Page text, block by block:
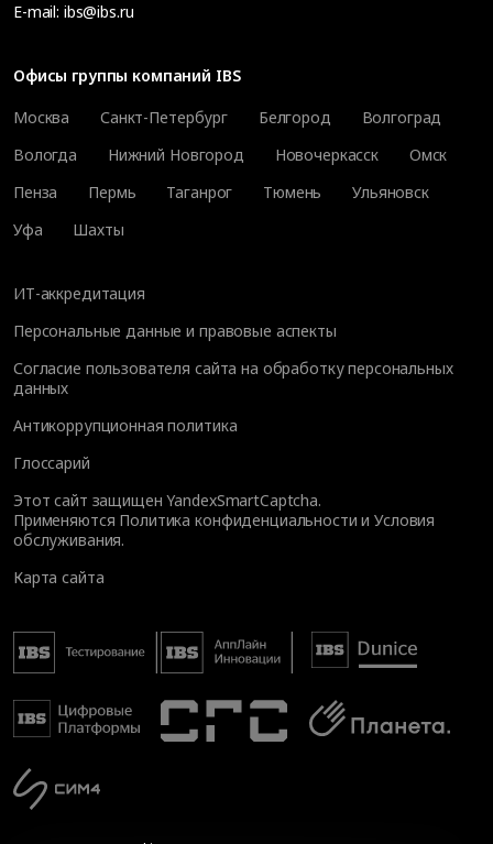
E-mail: ibs@ibs.ru
Офисы группы компаний IBS
Москва
Санкт-Петербург Белгород
Волгоград
Вологда
Нижний Новгород Новочеркасск
Омск
Пенза
Пермь Таганрог Тюмень
Ульяновск
Уфа
Шахты
ИТ-аккредитация
Персональные данные и правовые аспекты
Согласие пользователя сайта на обработку персональных
данных
Антикоррупционная политика
Глоссарий
Этот сайт защищен YandexSmartCaptcha.
Применяются Политика конфиденциальности иУсловия
обслуживания.
Карта сайта